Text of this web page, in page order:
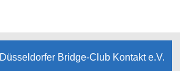
Düsseldorfer Bridge-Club Kontakt e.V.